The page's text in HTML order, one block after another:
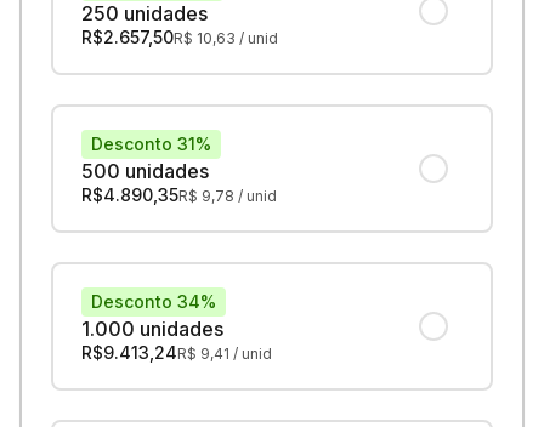
250 unidades
R$2.657,50R$ 10,63 / unid
500 unidades
Desconto 31%
R$4.890,35R$ 9,78 / unid
1.000 unidades
Desconto 34%
R$9.413,24R$ 9,41 / unid